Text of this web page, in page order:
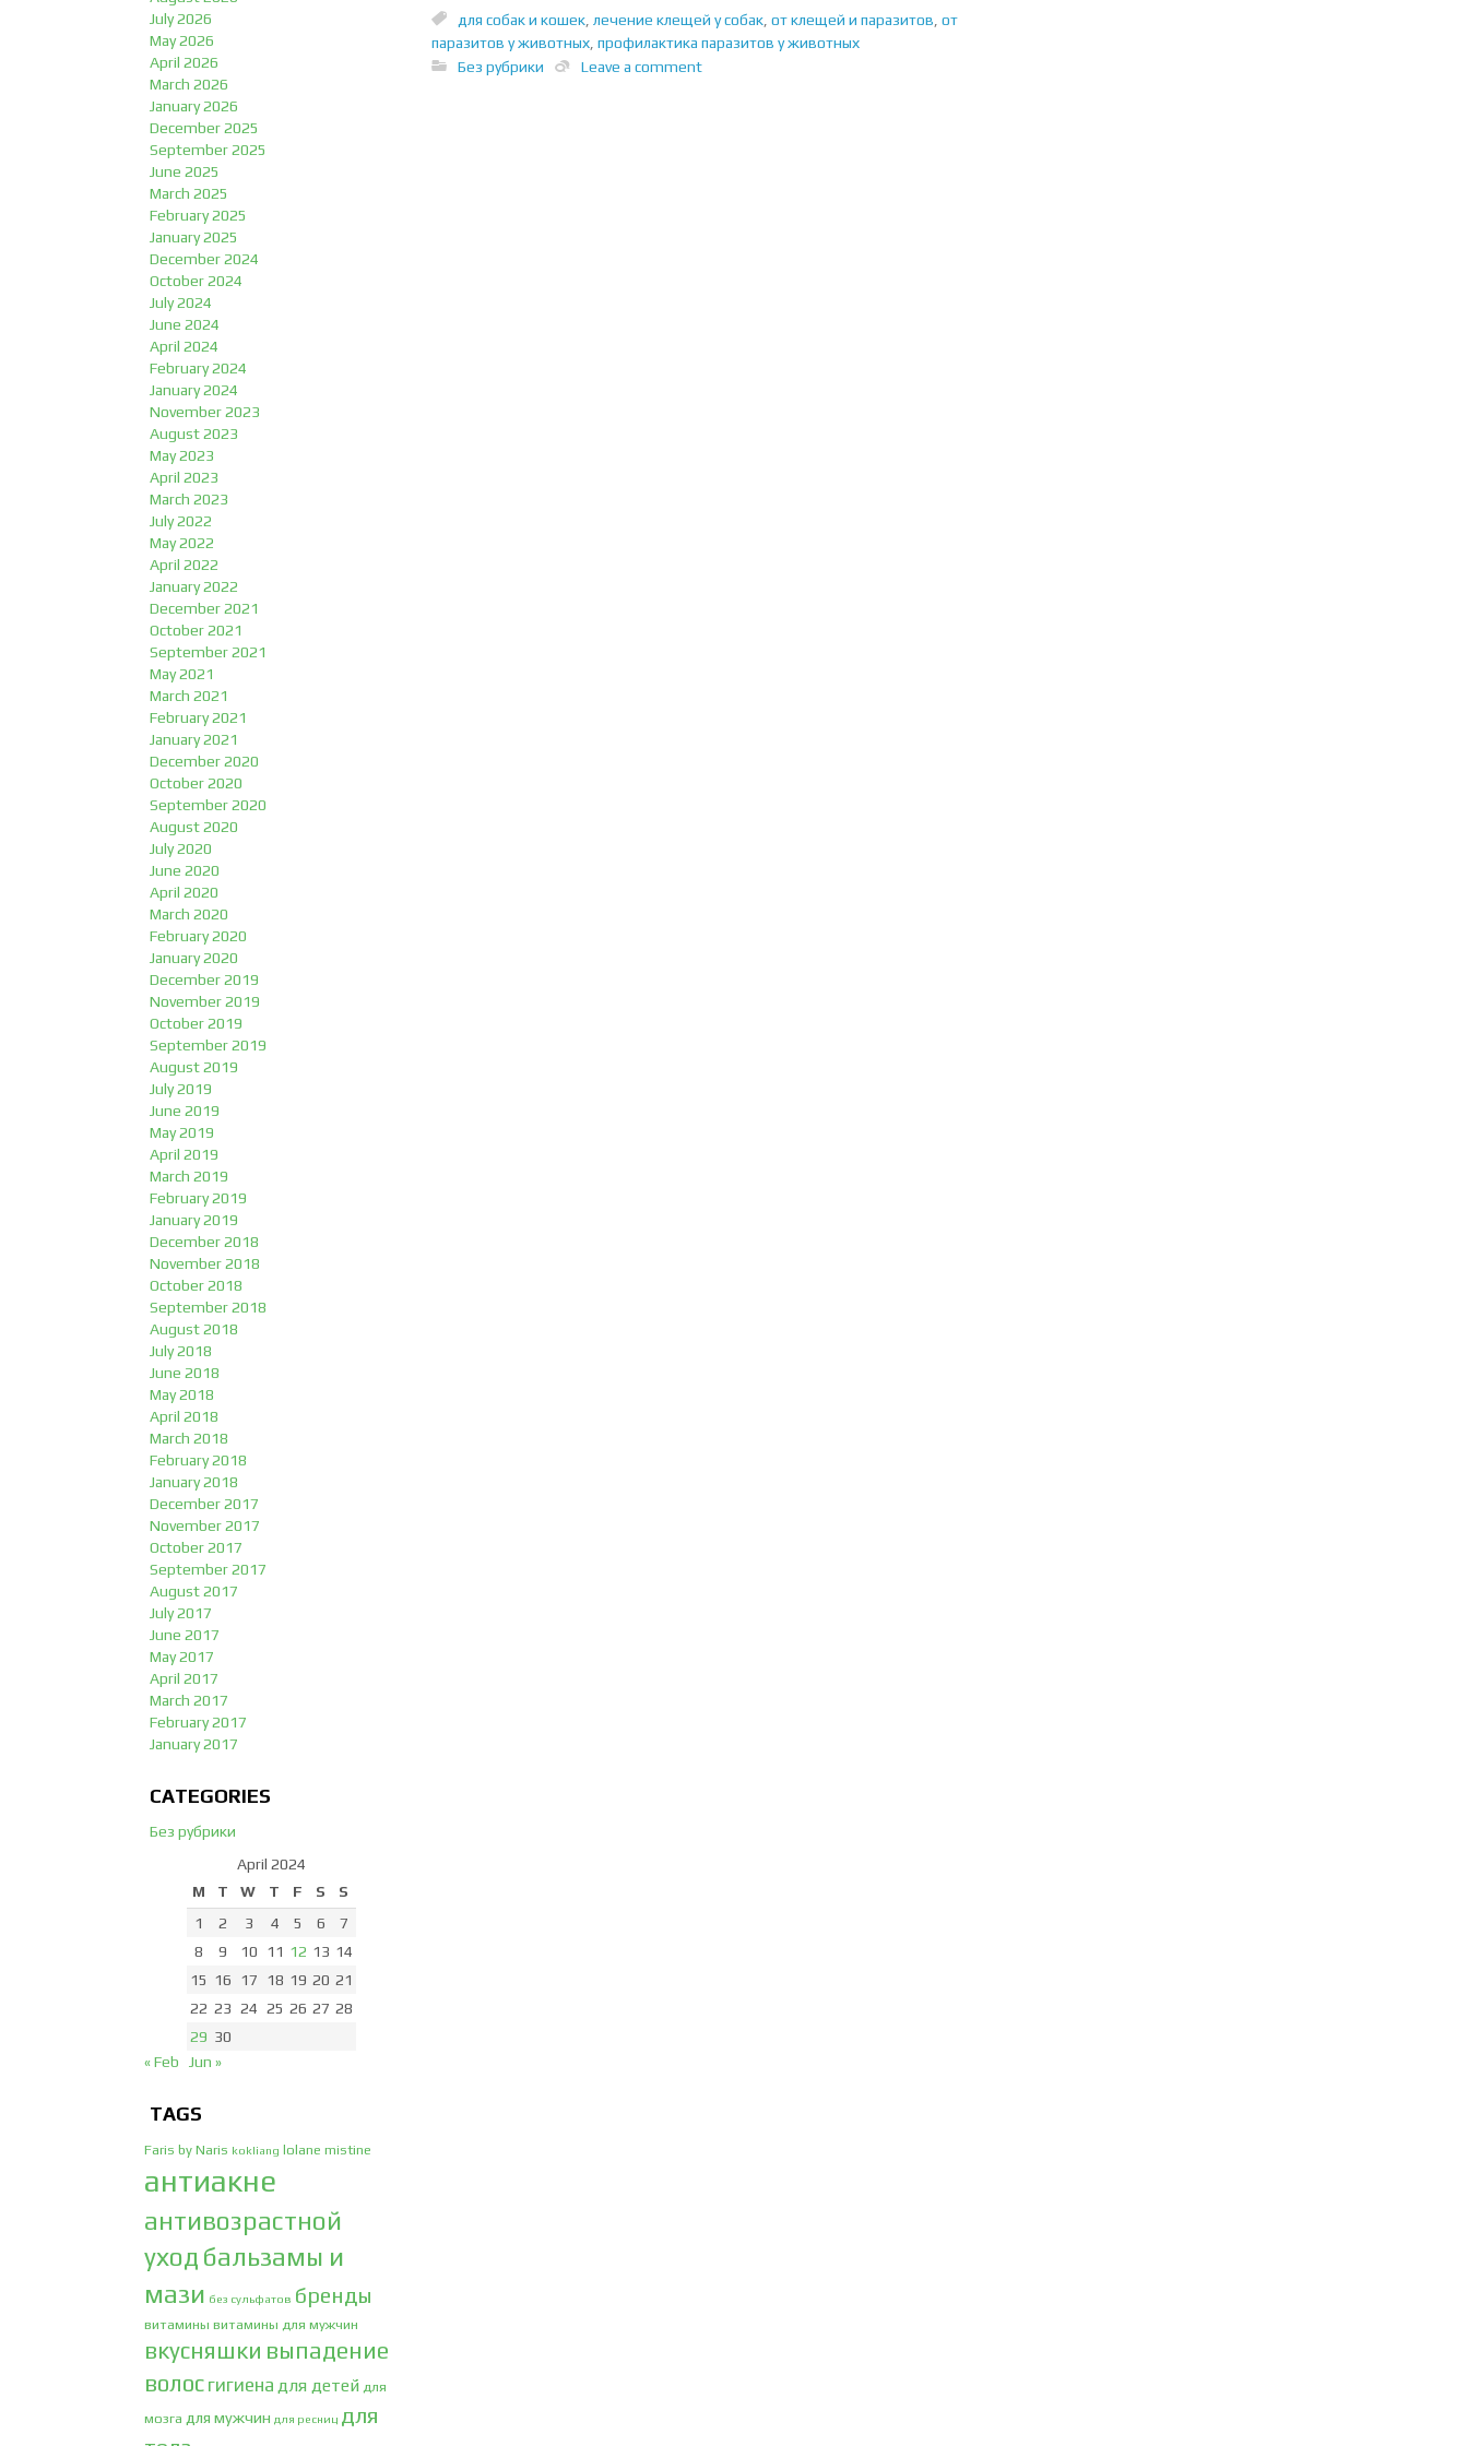
July 2026
May 2026
April 2026
March 2026
January 2026
December 2025
September 2025
June 2025
March 2025
February 2025
January 2025
December 2024
October 2024
July 2024
June 2024
April 2024
February 2024
January 2024
November 2023
August 2023
May 2023
April 2023
March 2023
July 2022
May 2022
April 2022
January 2022
December 2021
October 2021
September 2021
May 2021
March 2021
February 2021
January 2021
December 2020
October 2020
September 2020
August 2020
July 2020
June 2020
April 2020
March 2020
February 2020
January 2020
December 2019
November 2019
October 2019
September 2019
August 2019
July 2019
June 2019
May 2019
April 2019
March 2019
February 2019
January 2019
December 2018
November 2018
October 2018
September 2018
August 2018
July 2018
June 2018
May 2018
April 2018
March 2018
February 2018
January 2018
December 2017
November 2017
October 2017
September 2017
August 2017
July 2017
June 2017
May 2017
April 2017
March 2017
February 2017
January 2017
CATEGORIES
Без рубрики
April 2024
M
T W T F S
S
1
2 3 4 5 6
7
8
9 10 11 12 13 14
15 16 17 18 19 20 21
22 23 24 25 26 27 28
29 30
« Feb
Jun »
TAGS
Faris by Naris kokliang lolane mistine
антиакне
антивозрастной
уход бальзамы и
мази без сульфатов бренды
витамины витамины для мужчин
вкусняшки выпадение
волос гигиена для детей для
мозга для мужчин для ресниц для
для собак и кошек, лечение клещей у собак, от клещей и паразитов от
паразитов у животных, профилактика паразитов у животных
Без рубрики
Leave a comment